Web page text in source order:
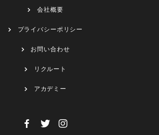
会社概要
プライバシーポリシー
お問い合わせ
リクルート
アカデミー